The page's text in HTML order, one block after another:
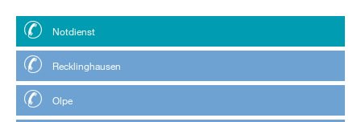
Notdienst
Recklinghausen
Olpe